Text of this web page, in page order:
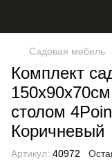
Садовая мебель
Комплект
столом
Коричневый
Артикул: 40972